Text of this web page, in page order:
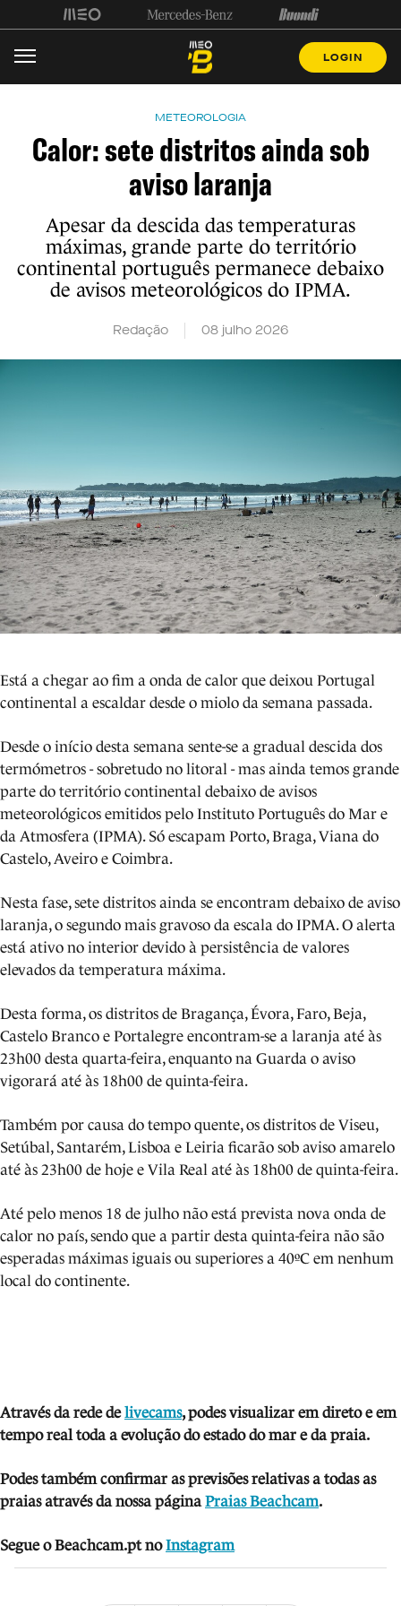
LOGIN
METEOROLOGIA
Calor: sete distritos ainda sob
aviso laranja
Apesar da descida das temperaturas
máximas, grande parte do território
continental português permanece debaixo
de avisos meteorológicos do IPMA.
Redação 08 julho 2026
Está a chegar ao fim a onda de calor que deixou Portugal
continental a escaldar desde o miolo da semana passada.
Desde o início desta semana sente-se a gradual descida dos
termómetros - sobretudo no litoral - mas ainda temos grande
parte do território continental debaixo de avisos
meteorológicos emitidos pelo Instituto Português do Mar e
da Atmosfera (IPMA). Só escapam Porto, Braga, Viana do
Castelo, Aveiro e Coimbra.
Nesta fase, sete distritos ainda se encontram debaixo de aviso
laranja, o segundo mais gravoso da escala do IPMA. O alerta
está ativo no interior devido à persistência de valores
elevados da temperatura máxima.
Desta forma, os distritos de Bragança, Évora, Faro, Beja,
Castelo Branco e Portalegre encontram-se a laranja até às
23h00 desta quarta-feira, enquanto na Guarda o aviso
vigorará até às 18h00 de quinta-feira.
Também por causa do tempo quente, os distritos de Viseu,
Setúbal, Santarém, Lisboa e Leiria ficarão sob aviso amarelo
até às 23h00 de hoje e Vila Real até às 18h00 de quinta-feira.
Até pelo menos 18 de julho não está prevista nova onda de
calor no país, sendo que a partir desta quinta-feira não são
esperadas máximas iguais ou superiores a 40ºC em nenhum
local do continente.
Através da rede delivecams, podes visualizar em direto e em
tempo real toda a evolução do estado do mar e da praia.
Podes também confirmar as previsões relativas a todas as
praias através da nossa páginaPraias Beachcam.
Segue o Beachcam.pt no Instagram